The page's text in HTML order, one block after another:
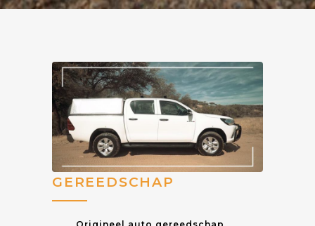
GEREEDSCHAP